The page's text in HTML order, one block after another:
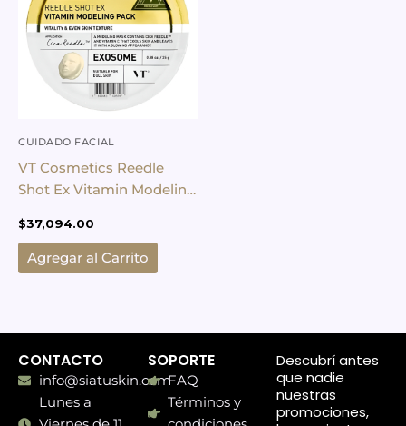
CUIDADO FACIAL
VT Cosmetics Reedle
Shot Ex Vitamin Modeling
$37,094.00
Agregar al Carrito
CONTACTO
info@siatuskin.com
Lunes a
SOPORTE
FAQ
Términos y
Descubrí antes
que nadie
nuestras
promociones,